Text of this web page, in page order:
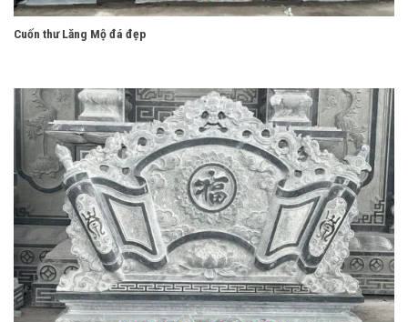
Cuốn thư Lăng Mộ đá đẹp